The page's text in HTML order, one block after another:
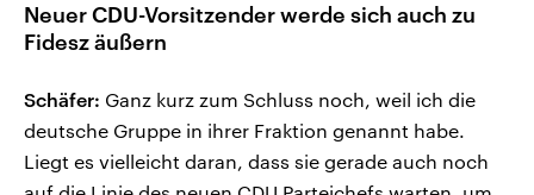
Neuer CDU-Vorsitzender werde sich auch zu
Fidesz äußern
Schäfer: Ganz kurz zum Schluss noch, weil ich die
deutsche Gruppe in ihrer Fraktion genannt habe.
Liegt es vielleicht daran, dass sie gerade auch noch